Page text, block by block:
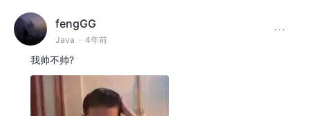
fengGG
Java · 4年前
我帅不帅?